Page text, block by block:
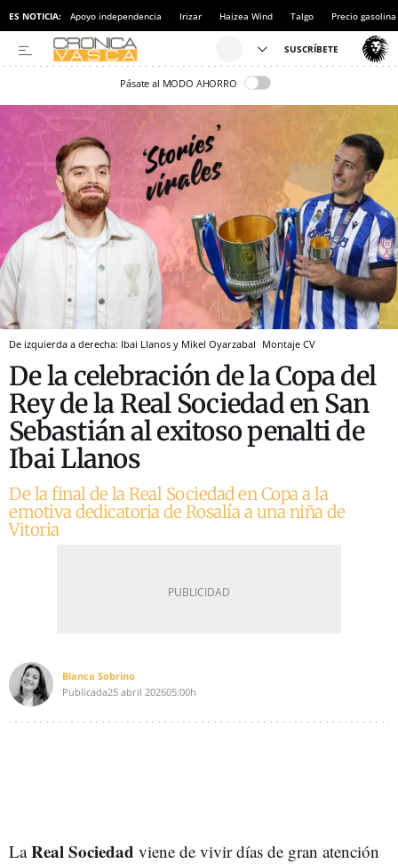
ES NOTICIA: Apoyo independencia Irizar Haizea Wind Talgo Precio gasolina
Pásate al MODO AHORRO
De izquierda a derecha: Ibai Llanos y Mikel Oyarzabal Montaje CV
De la celebración de la Copa del
Rey de la Real Sociedad en San
Sebastián al exitoso penalti de
Ibai Llanos
De la final de la Real Sociedad en Copa a la
emotiva dedicatoria de Rosalía a una niña de
Vitoria
Blanca Sobrino
Publicada25 abril 202605:00h
LaReal Sociedad viene de vivir días de gran atención